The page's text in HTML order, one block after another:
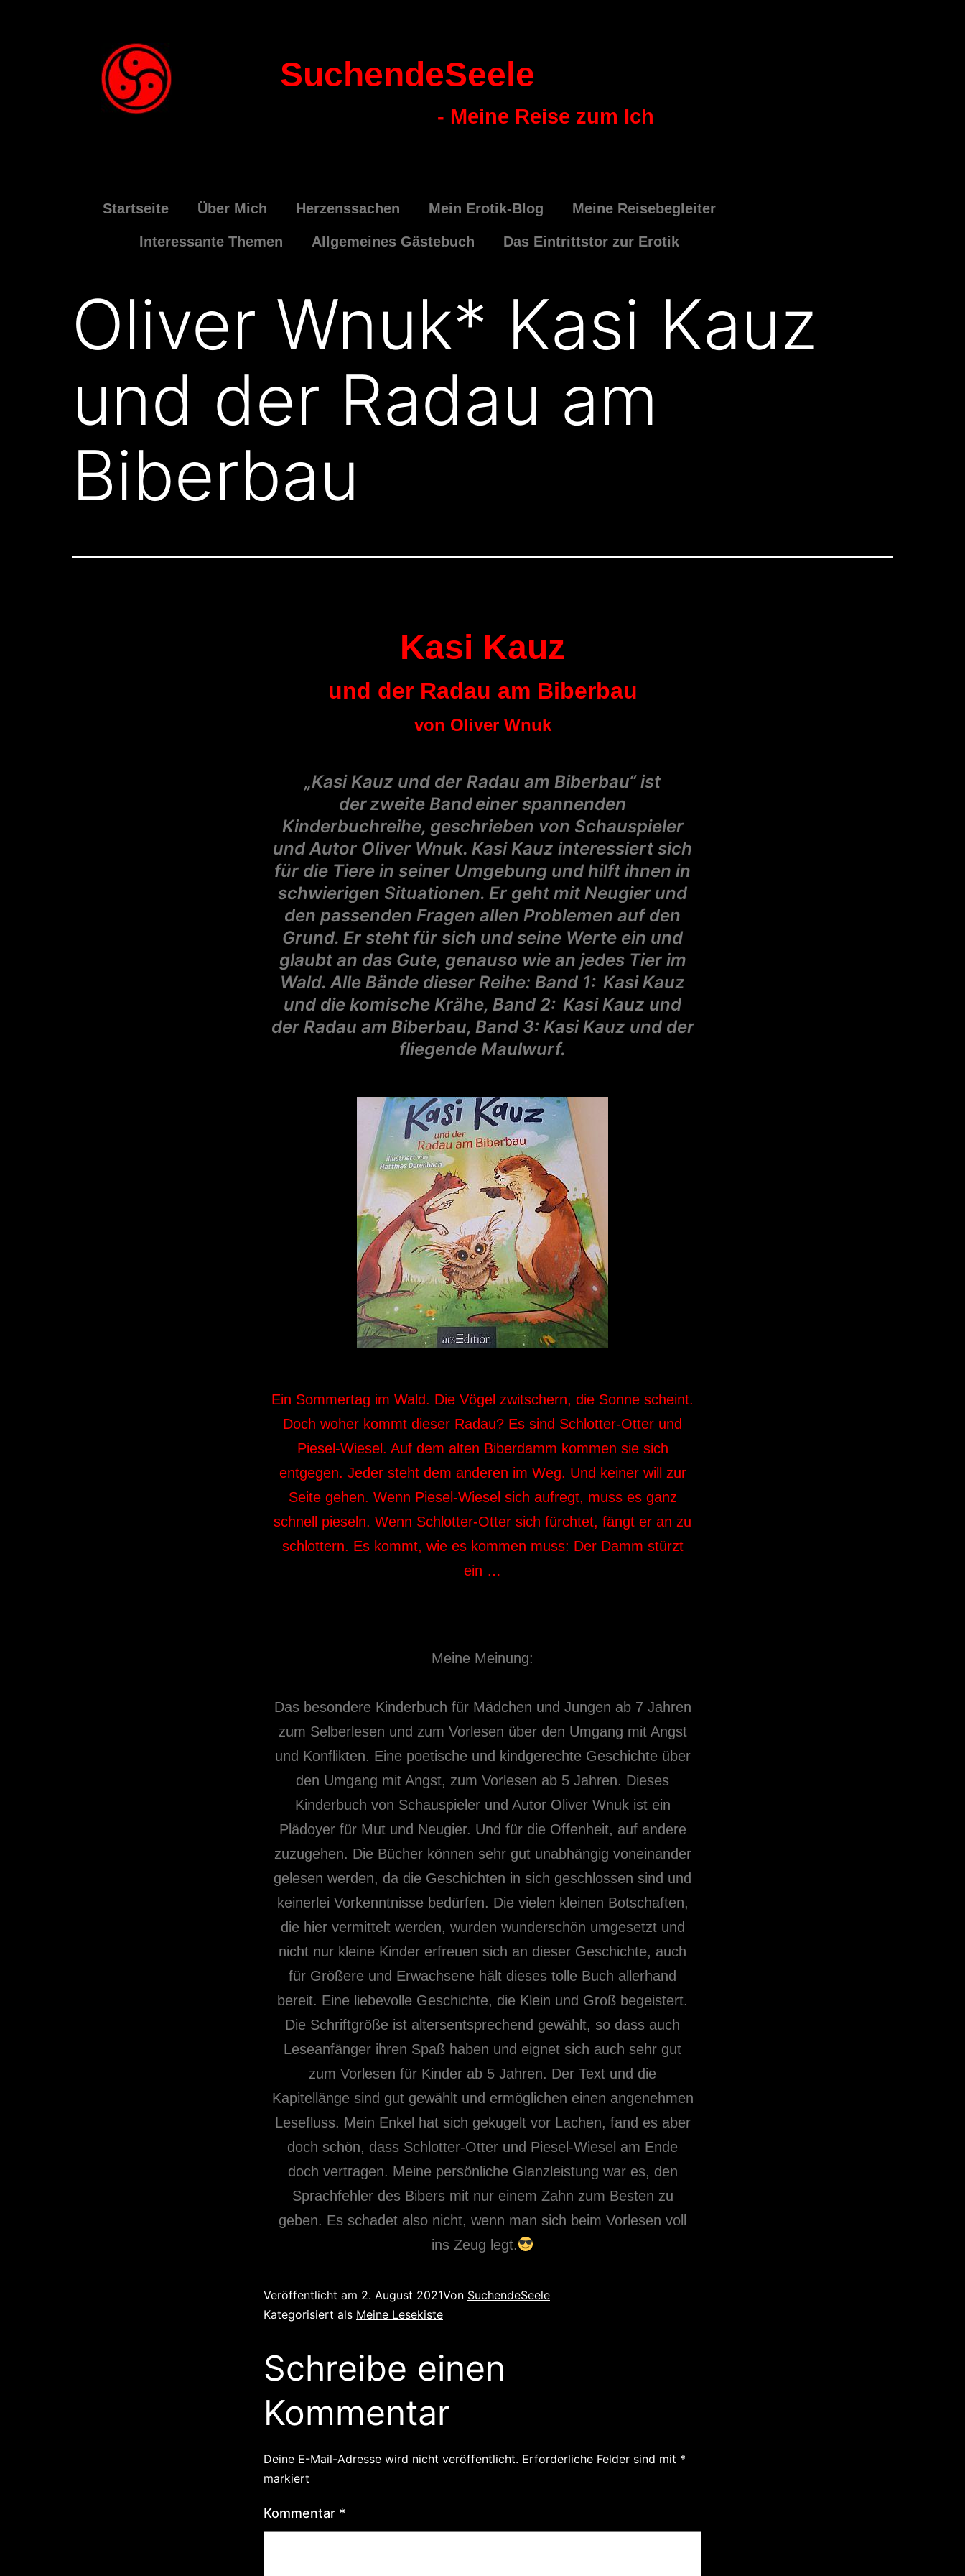
SuchendeSeele
- Meine Reise zum Ich
Startseite Über Mich Herzenssachen Mein Erotik-Blog Meine Reisebegleiter
Interessante Themen Allgemeines Gästebuch Das Eintrittstor zur Erotik
Oliver Wnuk* Kasi Kauz
und der Radau am
Biberbau
Kasi Kauz
und der Radau am Biberbau
von Oliver Wnuk
„Kasi Kauz und der Radau am Biberbau“ ist
der zweite Band einer spannenden
Kinderbuchreihe, geschrieben von Schauspieler
und Autor Oliver Wnuk. Kasi Kauz interessiert sich
für die Tiere in seiner Umgebung und hilft ihnen in
schwierigen Situationen. Er geht mit Neugier und
den passenden Fragen allen Problemen auf den
Grund. Er steht für sich und seine Werte ein und
glaubt an das Gute, genauso wie an jedes Tier im
Wald. Alle Bände dieser Reihe: Band 1: Kasi Kauz
und die komische Krähe, Band 2: Kasi Kauz und
der Radau am Biberbau, Band 3: Kasi Kauz und der
fliegende Maulwurf.
Ein Sommertag im Wald. Die Vögel zwitschern, die Sonne scheint.
Doch woher kommt dieser Radau? Es sind Schlotter-Otter und
Piesel-Wiesel. Auf dem alten Biberdamm kommen sie sich
entgegen. Jeder steht dem anderen im Weg. Und keiner will zur
Seite gehen. Wenn Piesel-Wiesel sich aufregt, muss es ganz
schnell pieseln. Wenn Schlotter-Otter sich fürchtet, fängt er an zu
schlottern. Es kommt, wie es kommen muss: Der Damm stürzt
ein …
Meine Meinung:
Das besondere Kinderbuch für Mädchen und Jungen ab 7 Jahren
zum Selberlesen und zum Vorlesen über den Umgang mit Angst
und Konflikten. Eine poetische und kindgerechte Geschichte über
den Umgang mit Angst, zum Vorlesen ab 5 Jahren. Dieses
Kinderbuch von Schauspieler und Autor Oliver Wnuk ist ein
Plädoyer für Mut und Neugier. Und für die Offenheit, auf andere
zuzugehen. Die Bücher können sehr gut unabhängig voneinander
gelesen werden, da die Geschichten in sich geschlossen sind und
keinerlei Vorkenntnisse bedürfen. Die vielen kleinen Botschaften,
die hier vermittelt werden, wurden wunderschön umgesetzt und
nicht nur kleine Kinder erfreuen sich an dieser Geschichte, auch
für Größere und Erwachsene hält dieses tolle Buch allerhand
bereit. Eine liebevolle Geschichte, die Klein und Groß begeistert.
Die Schriftgröße ist altersentsprechend gewählt, so dass auch
Leseanfänger ihren Spaß haben und eignet sich auch sehr gut
zum Vorlesen für Kinder ab 5 Jahren. Der Text und die
Kapitellänge sind gut gewählt und ermöglichen einen angenehmen
Lesefluss. Mein Enkel hat sich gekugelt vor Lachen, fand es aber
doch schön, dass Schlotter-Otter und Piesel-Wiesel am Ende
doch vertragen. Meine persönliche Glanzleistung war es, den
Sprachfehler des Bibers mit nur einem Zahn zum Besten zu
geben. Es schadet also nicht, wenn man sich beim Vorlesen voll
ins Zeug legt.
Veröffentlicht am 2. August 2021Von SuchendeSeele
Kategorisiert als Meine Lesekiste
Schreibe einen
Kommentar
Deine E-Mail-Adresse wird nicht veröffentlicht. Erforderliche Felder sind mit *
markiert
Kommentar *